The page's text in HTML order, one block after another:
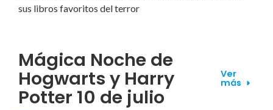
sus libros favoritos del terror
Mágica Noche de
Hogwarts y Harry
Potter 10 de julio
Ver
más